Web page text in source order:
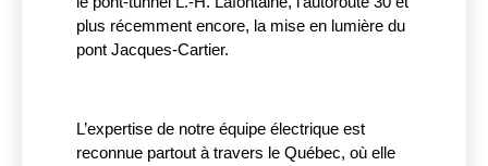
plus récemment encore, la mise en lumière du
pont Jacques-Cartier.
L’expertise de notre équipe électrique est
reconnue partout à travers le Québec, où elle